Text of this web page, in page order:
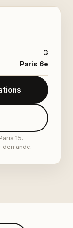
G
Paris 6e
15.
demande.